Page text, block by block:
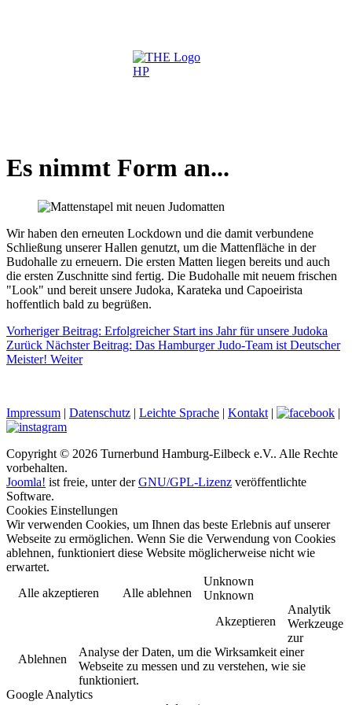
Es nimmt Form an...
Wir haben den erneuten Lockdown und die damit verbundene
Schließung unserer Hallen genutzt, um die Mattenfläche in der
Budohalle zu erneuern. Die ersten Matten liegen bereits und auch
die ersten Zuschnitte sind fertig. Die Budohalle mit neuem frischen
"Look" und bereit unsere Judoka, Karateka und Capoeirista
hoffentlich bald zu begrüßen.
Vorheriger Beitrag: Erfolgreicher Start ins Jahr für unsere Judoka
Zurück Nächster Beitrag: Das Hamburger Judo-Team ist Deutscher
Meister! Weiter
Impressum | Datenschutz | Leichte Sprache | Kontakt | |
Copyright © 2026 Turnerbund Hamburg-Eilbeck e.V.. Alle Rechte
vorbehalten.
Joomla! ist freie, unter derGNU/GPL-Lizenz veröffentlichte
Software.
Cookies Einstellungen
Wir verwenden Cookies, um Ihnen das beste Erlebnis auf unserer
Webseite zu ermöglichen. Wenn Sie die Verwendung von Cookies
ablehnen, funktioniert diese Website möglicherweise nicht wie
erwartet.
Alle akzeptieren
Alle ablehnen
Unknown
Unknown
Akzeptieren
Ablehnen
Analytik
Werkzeuge
zur
Analyse der Daten, um die Wirksamkeit einer
Webseite zu messen und zu verstehen, wie sie
funktioniert.
Google Analytics